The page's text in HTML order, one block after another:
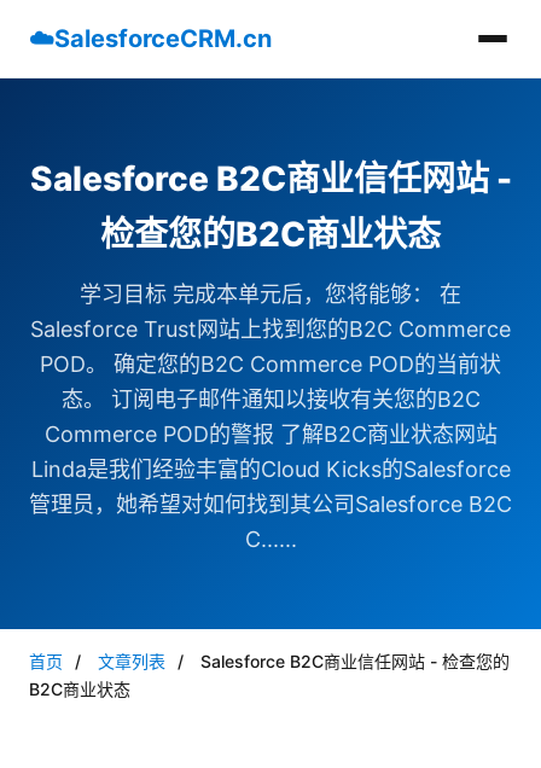
☁️SalesforceCRM.cn
Salesforce B2C商业信任网站 -
检查您的B2C商业状态
学习目标 完成本单元后，您将能够： 在
Salesforce Trust网站上找到您的B2C Commerce
POD。 确定您的B2C Commerce POD的当前状
态。 订阅电子邮件通知以接收有关您的B2C
Commerce POD的警报 了解B2C商业状态网站
Linda是我们经验丰富的Cloud Kicks的Salesforce
管理员，她希望对如何找到其公司Salesforce B2C
C......
首页 / 文章列表 /
Salesforce B2C商业信任网站 - 检查您的
B2C商业状态